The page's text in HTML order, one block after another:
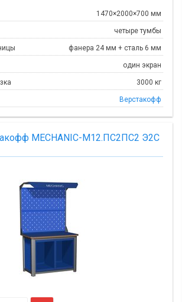
1470×2000×700 мм
четыре тумбы
фанера 24 мм + сталь 6 мм
один экран
3000 кг
Верстакофф
MECHANIC-М12.ПС2ПС2 Э2С